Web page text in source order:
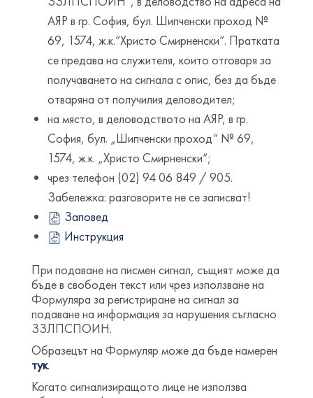
АЯР в гр. София, бул. Шипченски проход №
69, 1574, ж.к.“Христо Смирненски“. Пратката
се предава на служителя, които отговаря за
получаването на сигнала с опис, без да бъде
отваряна от получилия деловодител;
на място, в деловодството на АЯР, в гр.
София, бул. „Шипченски проход“ № 69,
1574, ж.к. „Христо Смирненски“;
чрез телефон (02) 94 06 849 / 905.
Забележка: разговорите не се записват!
Заповед
Инструкция
При подаване на писмен сигнал, същият може да
бъде в свободен текст или чрез използване на
Формуляра за регистриране на сигнал за
подаване на информация за нарушения съгласно
ЗЗЛПСПОИН.
Образецът на Формуляр може да бъде намерен
тук.
Когато сигнализиращото лице не използва